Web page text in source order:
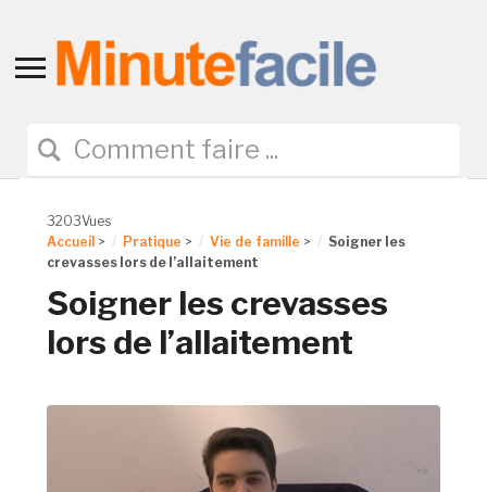
Toggle
navigation
3203Vues
Accueil > Pratique > Vie de famille >
Soigner les
crevasses lors de l’allaitement
Soigner les crevasses
lors de l’allaitement